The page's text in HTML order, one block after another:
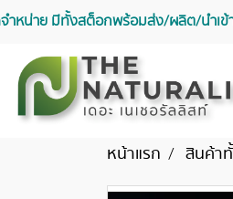
น่าย มีทั้งสต็อกพร้อมส่ง/ผลิต/นำเข้
หน้าแรก สินค้า